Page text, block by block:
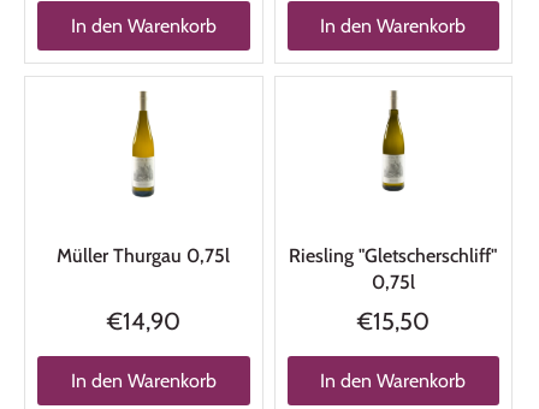
In den Warenkorb In den Warenkorb
Müller Thurgau 0,75l
€14,90
In den Warenkorb
Riesling "Gletscherschliff"
0,75l
€15,50
In den Warenkorb